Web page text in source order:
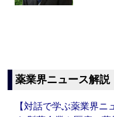
薬業界ニュース解説
【対話で学ぶ薬業界